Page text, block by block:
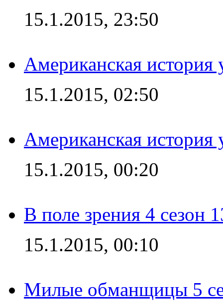
15.1.2015, 23:50
Американская история
15.1.2015, 02:50
Американская история
15.1.2015, 00:20
В поле зрения 4 сезон
15.1.2015, 00:10
Милые обманщицы 5